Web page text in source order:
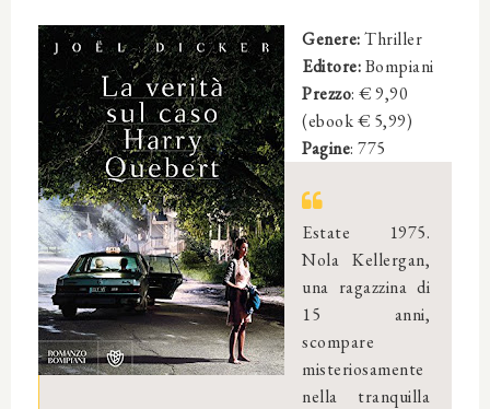
Genere:Thriller
Editore:Bompiani
Prezzo: € 9,90
(ebook € 5,99)
Pagine: 775
Estate 1975.
Nola Kellergan,
una ragazzina di
15 anni,
scompare
misteriosamente
nella tranquilla